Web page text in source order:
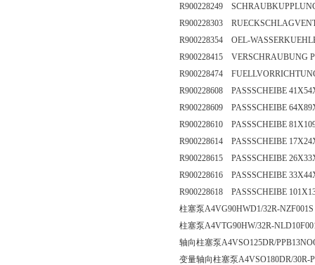
R900228249
R900228303
R900228354 OEL-
R900228415 VERSCHRAUBUNG
R900228474
R900228608 PASSSCHEIBE
R900228609 PASSSCHEIBE
R900228610 PASSSCHEIBE
R900228614 PASSSCHEIBE
R900228615 PASSSCHEIBE
R900228616 PASSSCHEIBE
R900228618 PASSSCHEIBE
柱塞泵A4VG90HWD1/32R-NZF001S
柱塞泵A4VTG90HW/32R-
轴向柱塞泵A4VSO125DR/
变量轴向柱塞泵A4VSO180DR/30R-